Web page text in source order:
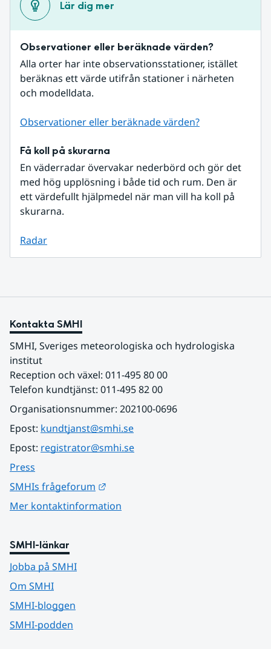
Lär dig mer
Observationer eller beräknade värden?
Alla orter har inte observationsstationer, istället
beräknas ett värde utifrån stationer i närheten
och modelldata.
Observationer eller beräknade värden?
Få koll på skurarna
En väderradar övervakar nederbörd och gör det
med hög upplösning i både tid och rum. Den är
ett värdefullt hjälpmedel när man vill ha koll på
skurarna.
Radar
Kontakta SMHI
SMHI, Sveriges meteorologiska och hydrologiska
institut
Reception och växel: 011-495 80 00
Telefon kundtjänst: 011-495 82 00
Organisationsnummer: 202100-0696
Epost: kundtjanst@smhi.se
Epost: registrator@smhi.se
Press
SMHIs frågeforum
Mer kontaktinformation
SMHI-länkar
Jobba på SMHI
Om SMHI
SMHI-bloggen
SMHI-podden